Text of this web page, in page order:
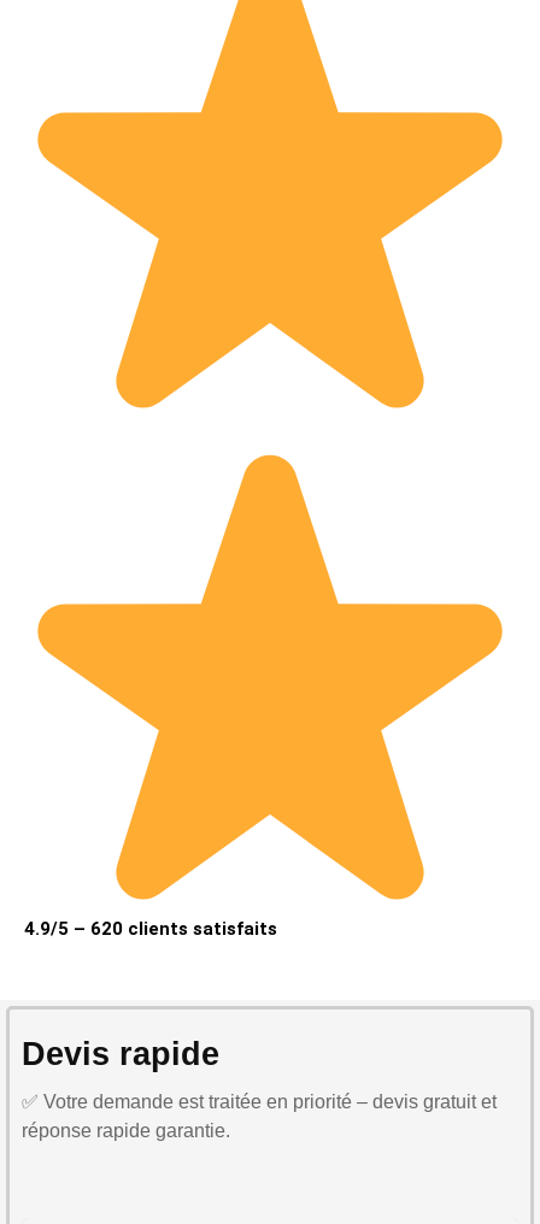
4.9/5 – 620 clients satisfaits
Devis rapide
✅ Votre demande est traitée en priorité – devis gratuit et
réponse rapide garantie.